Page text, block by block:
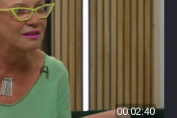
00:02:40